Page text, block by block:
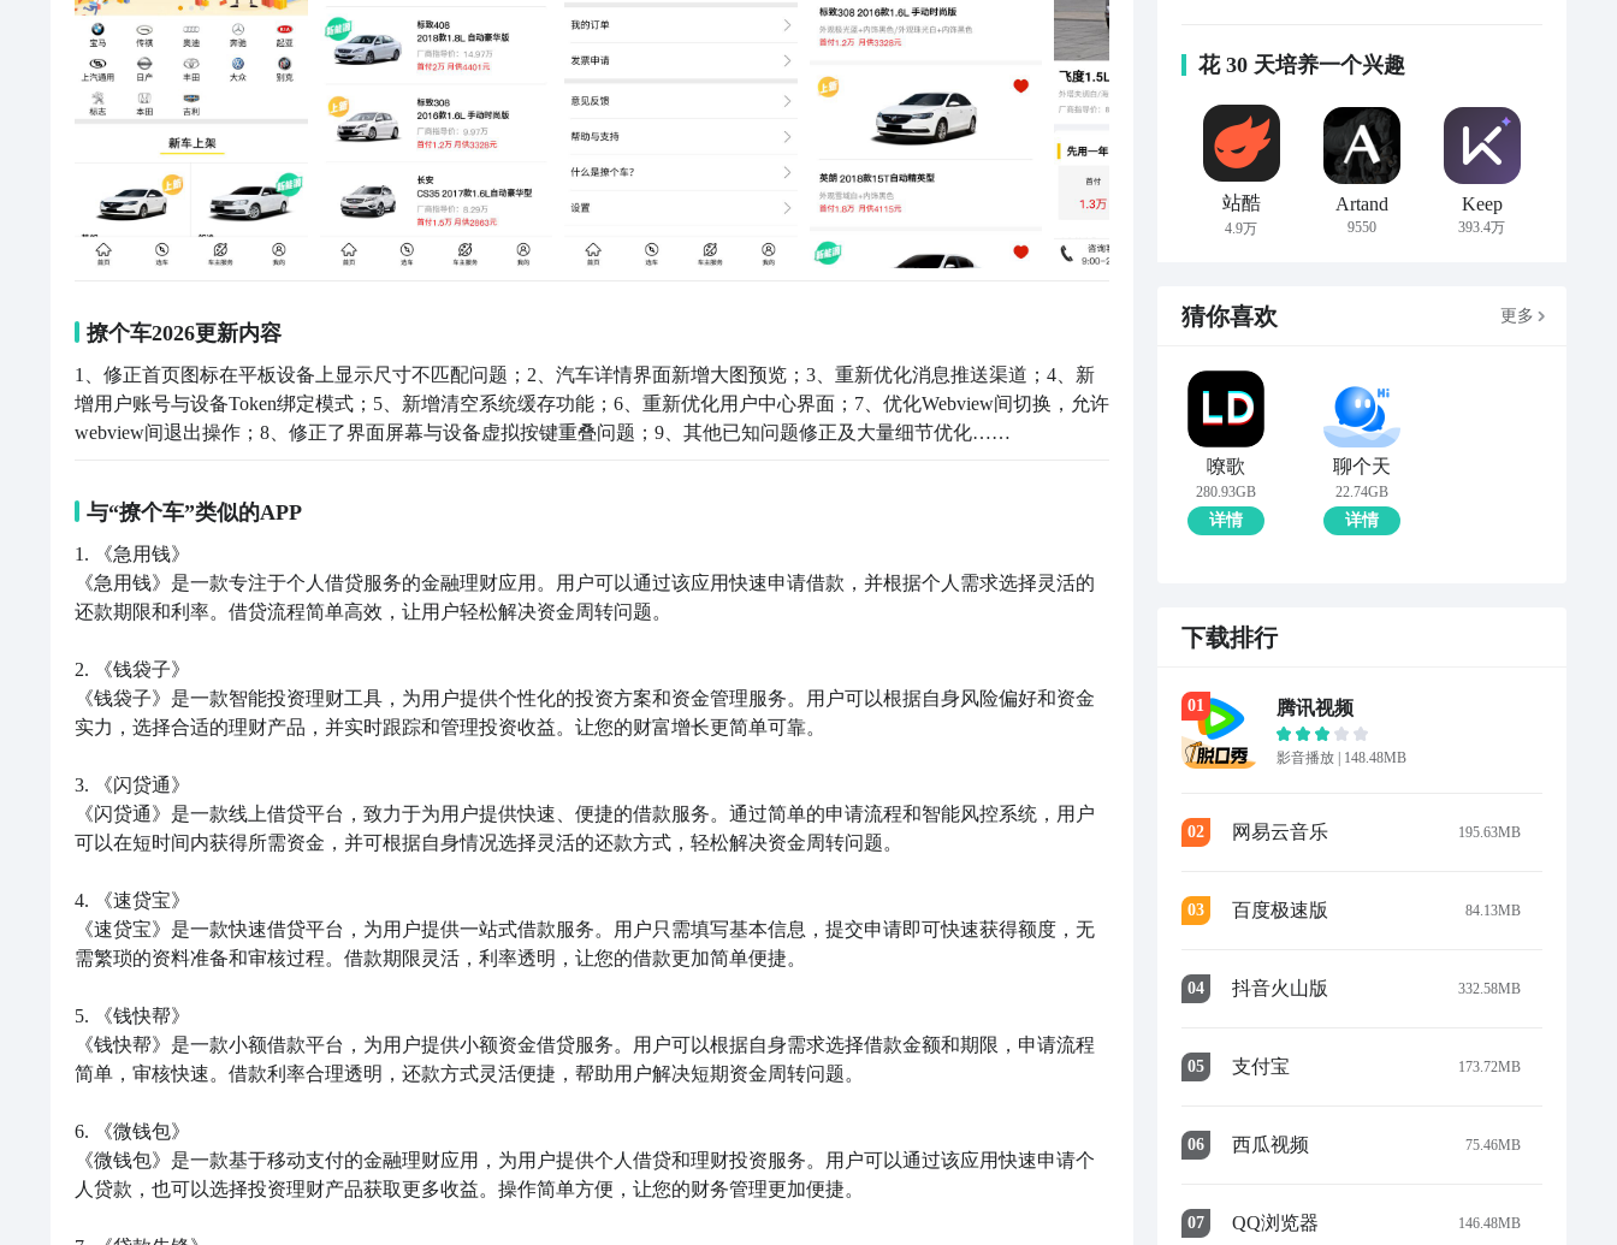
撩个车2026更新内容
1、修正首页图标在平板设备上显示尺寸不匹配问题；2、汽车详情界面新增大图预览；3、重新优化消息推送渠道；4、新
增用户账号与设备Token绑定模式；5、新增清空系统缓存功能；6、重新优化用户中心界面；7、优化Webview间切换，允许
webview间退出操作；8、修正了界面屏幕与设备虚拟按键重叠问题；9、其他已知问题修正及大量细节优化……
与“撩个车”类似的APP
1. 《急用钱》
《急用钱》是一款专注于个人借贷服务的金融理财应用。用户可以通过该应用快速申请借款，并根据个人需求选择灵活的
还款期限和利率。借贷流程简单高效，让用户轻松解决资金周转问题。
2. 《钱袋子》
《钱袋子》是一款智能投资理财工具，为用户提供个性化的投资方案和资金管理服务。用户可以根据自身风险偏好和资金
实力，选择合适的理财产品，并实时跟踪和管理投资收益。让您的财富增长更简单可靠。
3. 《闪贷通》
《闪贷通》是一款线上借贷平台，致力于为用户提供快速、便捷的借款服务。通过简单的申请流程和智能风控系统，用户
可以在短时间内获得所需资金，并可根据自身情况选择灵活的还款方式，轻松解决资金周转问题。
4. 《速贷宝》
《速贷宝》是一款快速借贷平台，为用户提供一站式借款服务。用户只需填写基本信息，提交申请即可快速获得额度，无
需繁琐的资料准备和审核过程。借款期限灵活，利率透明，让您的借款更加简单便捷。
5. 《钱快帮》
《钱快帮》是一款小额借款平台，为用户提供小额资金借贷服务。用户可以根据自身需求选择借款金额和期限，申请流程
简单，审核快速。借款利率合理透明，还款方式灵活便捷，帮助用户解决短期资金周转问题。
6. 《微钱包》
《微钱包》是一款基于移动支付的金融理财应用，为用户提供个人借贷和理财投资服务。用户可以通过该应用快速申请个
人贷款，也可以选择投资理财产品获取更多收益。操作简单方便，让您的财务管理更加便捷。
花 30 天培养一个兴趣
站酷
4.9万
Artand
9550
Keep
393.4万
猜你喜欢 更多
嘹歌
280.93GB
详情
聊个天
22.74GB
详情
下载排行
01 腾讯视频
影音播放 | 148.48MB
02 网易云音乐 195.63MB
03 百度极速版 84.13MB
04 抖音火山版 332.58MB
05 支付宝 173.72MB
06 西瓜视频 75.46MB
07 QQ浏览器 146.48MB